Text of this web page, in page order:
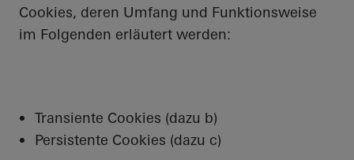
Cookies, deren Umfang und Funktionsweise
im Folgenden erläutert werden:
Transiente Cookies (dazu b)
Persistente Cookies (dazu c)